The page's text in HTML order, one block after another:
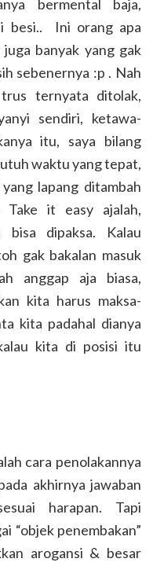
bermental baja,
besi.. Ini orang apa
banyak yang gak
sebenernya :p . Nah
ternyata ditolak,
sendiri, ketawa-
itu, saya bilang
waktu yang tepat,
lapang ditambah
Take it easy ajalah,
bisa dipaksa. Kalau
gak bakalan masuk
anggap aja biasa,
kita harus maksa-
kita padahal dianya
kita di posisi itu
cara penolakannya
akhirnya jawaban
harapan. Tapi
“objek penembakan”
arogansi & besar